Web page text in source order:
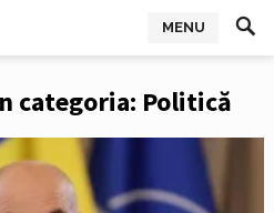
MENU
categoria: Politică